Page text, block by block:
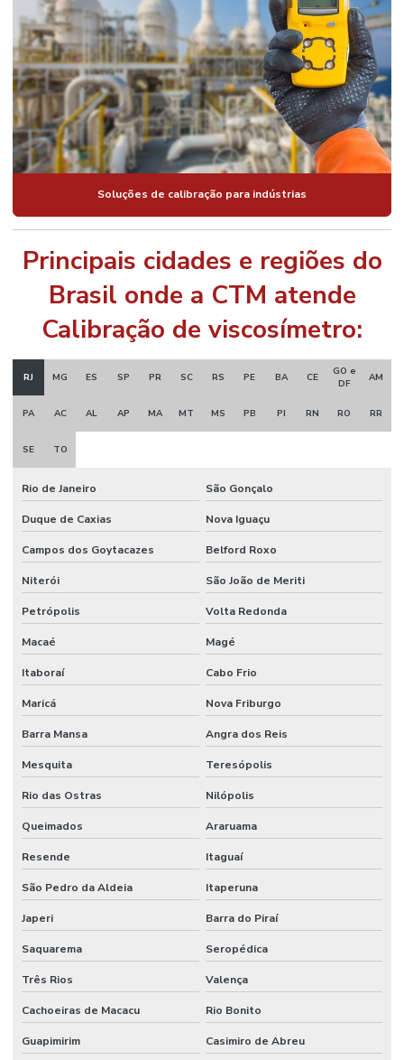
Soluções de calibração para indústrias
Principais cidades e regiões do
Brasil onde a CTM atende
Calibração de viscosímetro:
RJ MG ES SP PR SC RS PE BA CE
GO e
DF
AM
PA AC AL AP MA MT MS PB PI RN RO RR
SE TO
Rio de Janeiro São Gonçalo
Duque de Caxias Nova Iguaçu
Campos dos Goytacazes Belford Roxo
Niterói São João de Meriti
Petrópolis Volta Redonda
Macaé Magé
Itaboraí Cabo Frio
Maricá Nova Friburgo
Barra Mansa Angra dos Reis
Mesquita Teresópolis
Rio das Ostras Nilópolis
Queimados Araruama
Resende Itaguaí
São Pedro da Aldeia Itaperuna
Japeri Barra do Piraí
Saquarema Seropédica
Três Rios Valença
Cachoeiras de Macacu Rio Bonito
Guapimirim Casimiro de Abreu